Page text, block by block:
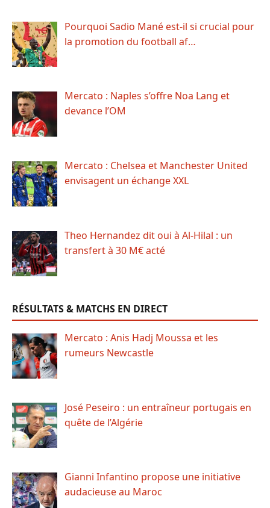
Pourquoi Sadio Mané est-il si crucial pour
la promotion du football af…
Mercato : Naples s’offre Noa Lang et
devance l’OM
Mercato : Chelsea et Manchester United
envisagent un échange XXL
Theo Hernandez dit oui à Al-Hilal : un
transfert à 30 M€ acté
RÉSULTATS & MATCHS EN DIRECT
Mercato : Anis Hadj Moussa et les
rumeurs Newcastle
José Peseiro : un entraîneur portugais en
quête de l’Algérie
Gianni Infantino propose une initiative
audacieuse au Maroc